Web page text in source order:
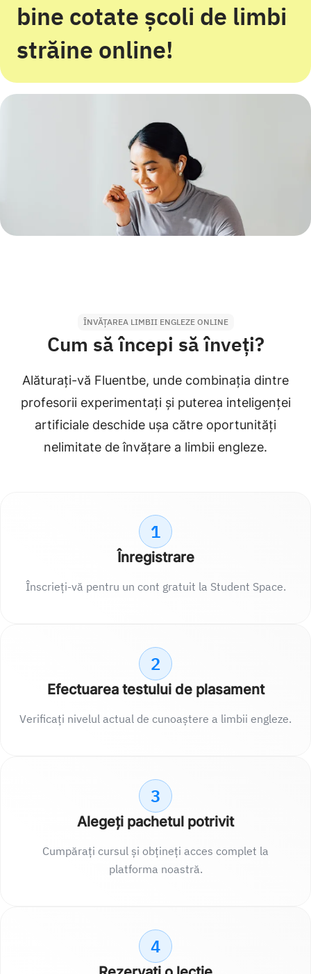
bine cotate școli de limbi
străine online!
ÎNVĂȚAREA LIMBII ENGLEZE ONLINE
Cum să începi să înveți?
Alăturați-vă Fluentbe, unde combinația dintre
profesorii experimentați și puterea inteligenței
artificiale deschide ușa către oportunități
nelimitate de învățare a limbii engleze.
1
Înregistrare
Înscrieți-vă pentru un cont gratuit la Student Space.
2
Efectuarea testului de plasament
Verificați nivelul actual de cunoaștere a limbii engleze.
3
Alegeți pachetul potrivit
Cumpărați cursul și obțineți acces complet la
platforma noastră.
4